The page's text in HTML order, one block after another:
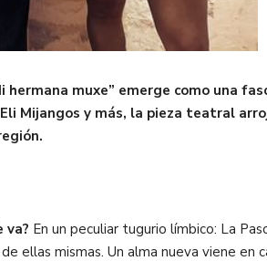
muxe” emerge como una
Mijangos y más, la pieza teatral
va? En un peculiar tugurio límbico: La
mismas. Un alma nueva viene en